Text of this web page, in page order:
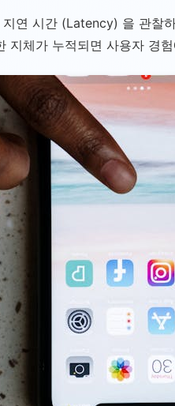
연 시간 (Latency) 을 관
체가 누적되면 사용자 경